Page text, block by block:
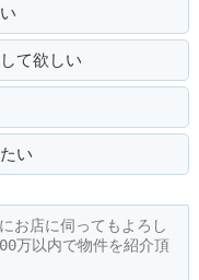
て欲しい
い